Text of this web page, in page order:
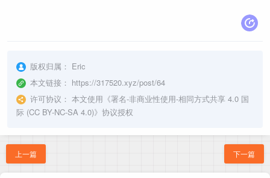
版权归属： Eric
本文链接： https://317520.xyz/post/64
许可协议： 本文使用《署名-非商业性使用-相同方式共享 4.0 国
际 (CC BY-NC-SA 4.0)》协议授权
上一篇 下一篇